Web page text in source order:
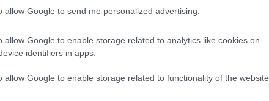
allow Google to send me personalized advertising.
allow Google to enable storage related to analytics like cookies on
identifiers in apps.
allow Google to enable storage related to functionality of the website